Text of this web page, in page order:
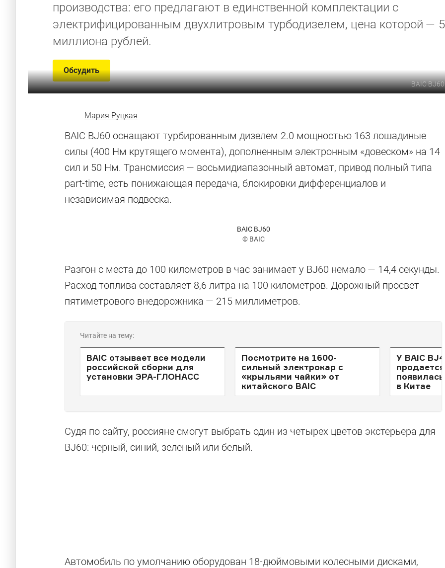
производства: его предлагают в единственной комплектации с
электрифицированным двухлитровым турбодизелем, цена которой —
миллиона рублей.
Обсудить
BAIC BJ60
Мария Руцкая
BAIC BJ60 оснащают турбированным дизелем 2.0 мощностью 163 лошадиные
силы (400 Нм крутящего момента), дополненным электронным «довеском» на 14
сил и 50 Нм. Трансмиссия — восьмидиапазонный автомат, привод полный типа
part-time, есть понижающая передача, блокировки дифференциалов и
независимая подвеска.
BAIC BJ60
© BAIC
Разгон с места до 100 километров в час занимает у BJ60 немало — 14,4 секунды.
Расход топлива составляет 8,6 литра на 100 километров. Дорожный просвет
пятиметрового внедорожника — 215 миллиметров.
Читайте на тему:
BAIC отзывает все модели
российской сборки для
установки ЭРА-ГЛОНАСС
Посмотрите на 1600-
сильный электрокар с
«крыльями чайки» от
китайского BAIC
У BAIC
продается
в Китае
Судя по сайту, россияне смогут выбрать один из четырех цветов экстерьера для
BJ60: черный, синий, зеленый или белый.
Автомобиль по умолчанию оборудован 18-дюймовыми колесными дисками,